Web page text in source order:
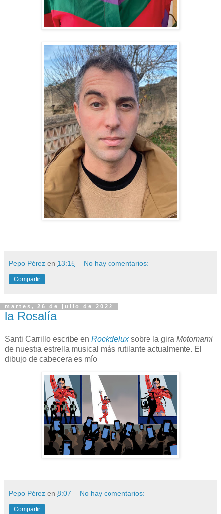
Pepo Pérez en 13:15 No hay comentarios:
Compartir
martes, 26 de julio de 2022
la Rosalía
Santi Carrillo escribe en Rockdeluxsobre la gira Motomami
de nuestra estrella musical más rutilante actualmente. El
dibujo de cabecera es mío
Pepo Pérez en 8:07 No hay comentarios:
Compartir